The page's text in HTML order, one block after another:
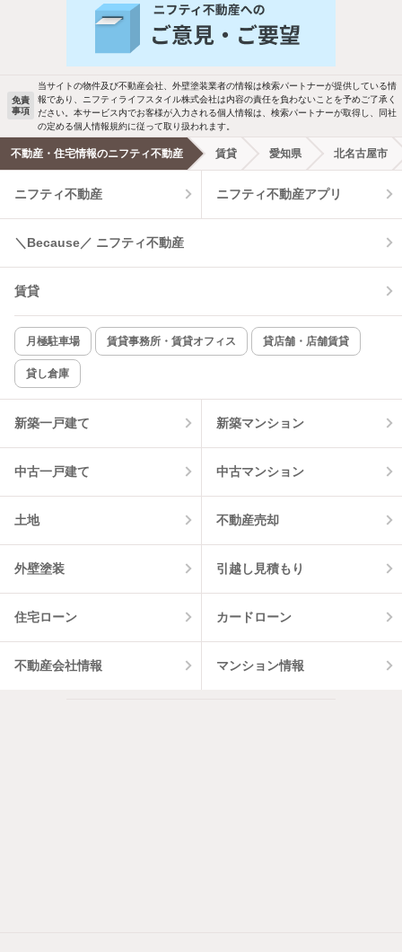
免責
事項
当サイトの物件及び不動産会社、外壁塗装業者の情報は検索パートナーが提供している情
報であり、ニフティライフスタイル株式会社は内容の責任を負わないことを予めご了承く
ださい。本サービス内でお客様が入力される個人情報は、検索パートナーが取得し、同社
の定める個人情報規約に従って取り扱われます。
不動産・住宅情報のニフティ不動産 賃貸 愛知県 北名古屋市
ニフティ不動産 ニフティ不動産アプリ
＼Because／ ニフティ不動産
賃貸
月極駐車場 賃貸事務所・賃貸オフィス 貸店舗・店舗賃貸
貸し倉庫
新築一戸建て 新築マンション
中古一戸建て 中古マンション
土地 不動産売却
外壁塗装 引越し見積もり
住宅ローン カードローン
不動産会社情報 マンション情報